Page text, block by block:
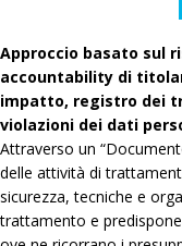
Approccio basato sul
accountability di
impatto, registro dei
violazioni dei dati
Attraverso un
delle attività di
sicurezza, tecniche e
trattamento e